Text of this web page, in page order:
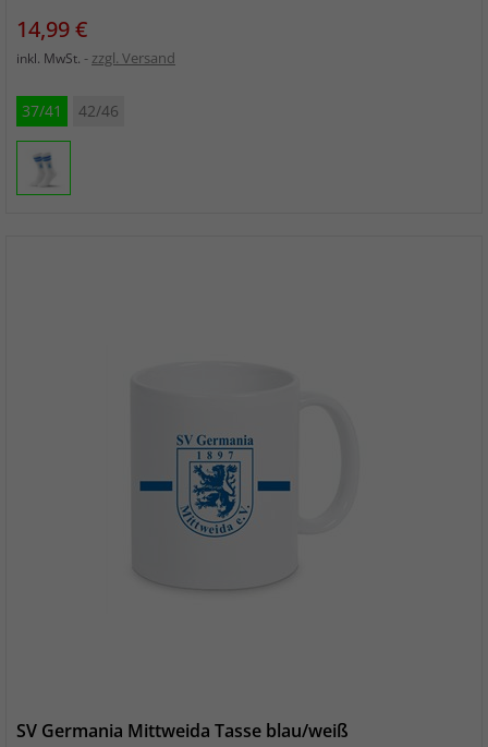
Preis
14,99 €
inkl. MwSt. zzgl. Versand
37/41 42/46
SV Germania Mittweida Tasse blau/weiß